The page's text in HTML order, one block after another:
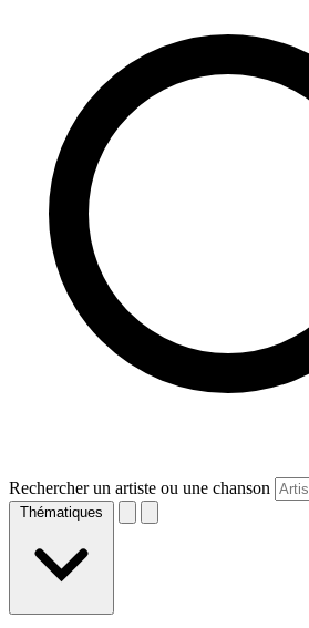
Rechercher un artiste ou une chanson
Thématiques